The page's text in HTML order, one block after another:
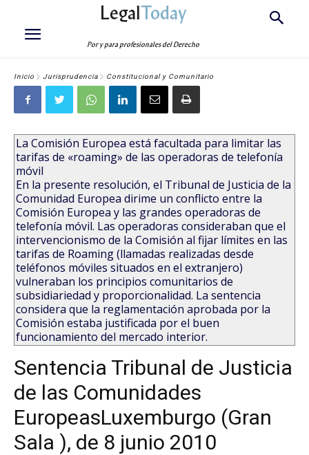
LegalToday
Por y para profesionales del Derecho
Inicio Jurisprudencia Constitucional y Comunitario
La Comisión Europea está facultada para limitar las
tarifas de «roaming» de las operadoras de telefonía
móvil
En la presente resolución, el Tribunal de Justicia de la
Comunidad Europea dirime un conflicto entre la
Comisión Europea y las grandes operadoras de
telefonía móvil. Las operadoras consideraban que el
intervencionismo de la Comisión al fijar límites en las
tarifas de Roaming (llamadas realizadas desde
teléfonos móviles situados en el extranjero)
vulneraban los principios comunitarios de
subsidiariedad y proporcionalidad. La sentencia
considera que la reglamentación aprobada por la
Comisión estaba justificada por el buen
funcionamiento del mercado interior.
Sentencia Tribunal de Justicia
de las Comunidades
EuropeasLuxemburgo (Gran
Sala ), de 8 junio 2010